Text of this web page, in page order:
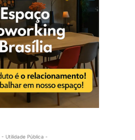
- Utilidade Pública -